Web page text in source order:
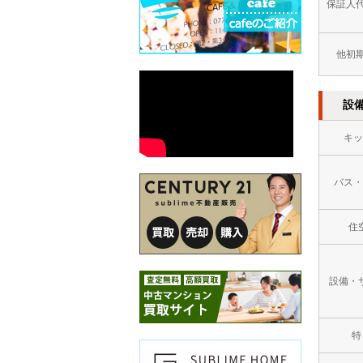
保証人
他初
設
キ
バス
住
設備・
特